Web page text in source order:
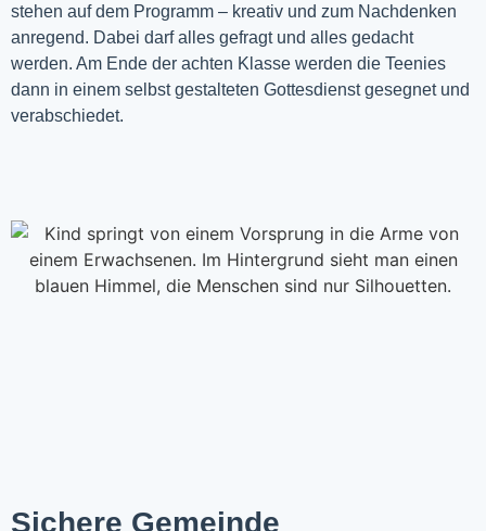
stehen auf dem Programm – kreativ und zum Nachdenken
anregend. Dabei darf alles gefragt und alles gedacht
werden. Am Ende der achten Klasse werden die Teenies
dann in einem selbst gestalteten Gottesdienst gesegnet und
verabschiedet.
Sichere Gemeinde